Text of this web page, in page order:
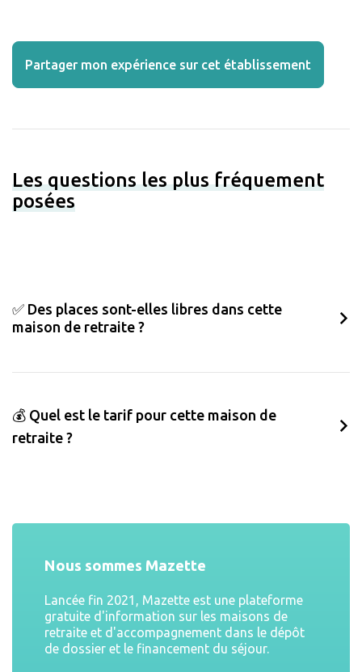
Partager mon expérience sur cet établissement
Les questions les plus fréquement
posées
✅ Des places sont-elles libres dans cette
maison de retraite ?
💰 Quel est le tarif pour cette maison de
retraite ?
Nous sommes Mazette
Lancée fin 2021, Mazette est une plateforme
gratuite d'information sur les maisons de
retraite et d'accompagnement dans le dépôt
de dossier et le financement du séjour.